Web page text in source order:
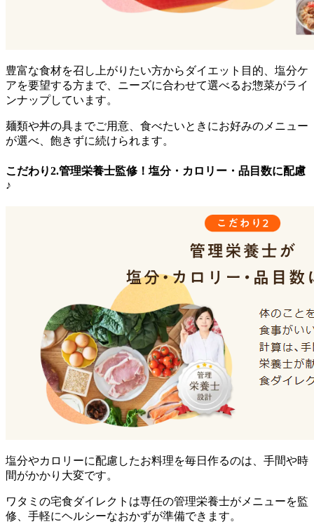
豊富な食材を召し上がりたい方からダイエット目的、塩分ケ
アを要望する方まで、ニーズに合わせて選べるお惣菜がライ
ンナップしています。
麺類や丼の具までご用意、食べたいときにお好みのメニュー
が選べ、飽きずに続けられます。
こだわり2.管理栄養士監修！塩分・カロリー・品目数に配慮
♪
塩分やカロリーに配慮したお料理を毎日作るのは、手間や時
間がかかり大変です。
ワタミの宅食ダイレクトは専任の管理栄養士がメニューを監
修、手軽にヘルシーなおかずが準備できます。